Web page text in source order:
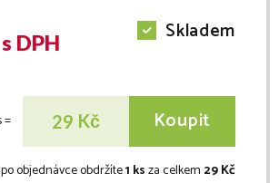
s DPH Skladem
= 29 Kč Koupit
po objednávce obdržíte1 ksza celkem 29 Kč